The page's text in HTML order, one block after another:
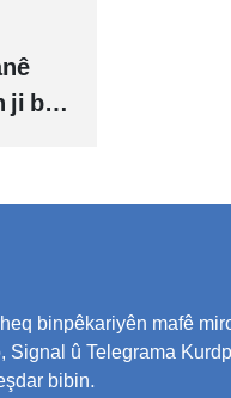
ji bo
binpêkariyên mafê
Signal û Telegrama
bibin.